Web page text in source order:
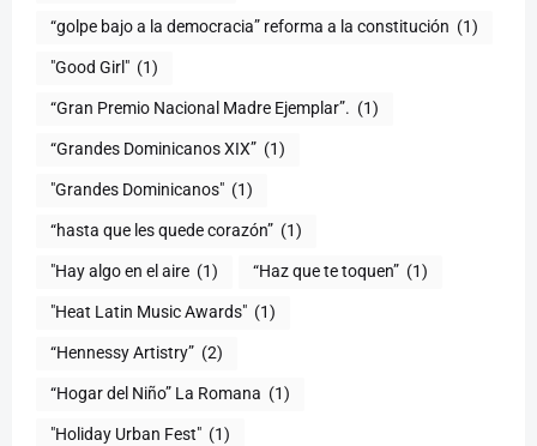
“golpe bajo a la democracia” reforma a la constitución (1)
"Good Girl" (1)
“Gran Premio Nacional Madre Ejemplar”. (1)
“Grandes Dominicanos XIX” (1)
"Grandes Dominicanos" (1)
(1)
"Hay algo en el aire (1) “Haz que te toquen” (1)
"Heat Latin Music Awards" (1)
“Hennessy Artistry” (2)
“Hogar del Niño” La Romana (1)
(1)